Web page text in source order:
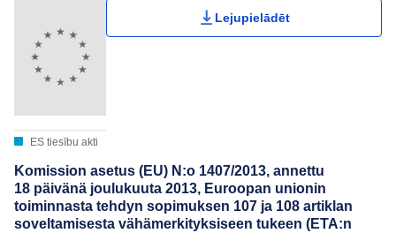
ES tiesību akti
Lejupielādēt
Komission asetus (EU) N:o 1407/2013, annettu
18 päivänä joulukuuta 2013, Euroopan unionin
toiminnasta tehdyn sopimuksen 107 ja 108 artiklan
soveltamisesta vähämerkityksiseen tukeen (ETA:n